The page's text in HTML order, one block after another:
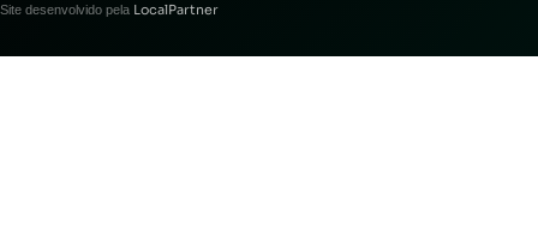
Site desenvolvido pela LocalPartner